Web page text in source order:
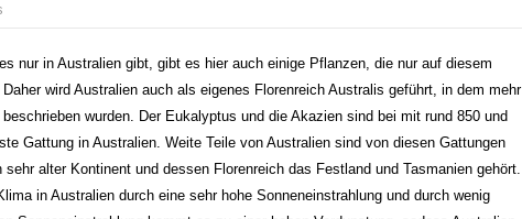
nur in Australien gibt, gibt es hier auch einige Pflanzen, die nur auf diesem
wird Australien auch als eigenes Florenreich Australis geführt, in dem mehr
wurden. Der Eukalyptus und die Akazien sind bei mit rund 850 und
Gattung in Australien. Weite Teile von Australien sind von diesen Gattungen
alter Kontinent und dessen Florenreich das Festland und Tasmanien gehört.
in Australien durch eine sehr hohe Sonneneinstrahlung und durch wenig